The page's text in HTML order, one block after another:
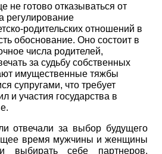
не готово отказываться от
регулирование
родительских отношений в
обоснование. Оно состоит в
числа родителей,
за судьбу собственных
имущественные тяжбы
супругами, что требует
и участия государства в
отвечали за выбор будущего
время мужчины и женщины
выбирать себе партнеров.